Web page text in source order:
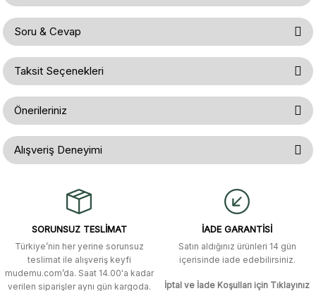
Bu ürüne ilk yorumu siz yapın!
Yorum Yaz
Soru & Cevap
Ürün hakkında henüz soru sorulmamış.
Soru Sor
Taksit Seçenekleri
Önerileriniz
Bu ürünün fiyat bilgisi, resim, ürün açıklamalarında ve diğer konularda
yetersiz gördüğünüz noktaları öneri formunu kullanarak tarafımıza
iletebilirsiniz.
Ürün resmi kalitesiz, bozuk veya görüntülenemiyor.
Ürün bilgilerinde hatalar bulunuyor.
Ürün fiyatı diğer sitelerden daha pahalı.
Alışveriş Deneyimi
alışverişti. Ürün bir gün sonra elime
ulaştı. Mağaza yetkilileri oldukça
yanıt aldım ve çözüm buldum.
Murat Duman | 17/03/2026
SORUNSUZ TESLİMAT
Türkiye’nin her yerine sorunsuz
teslimat ile alışveriş keyfi
mudemu.com’da. Saat 14.00'a kadar
verilen siparişler aynı gün kargoda.
İADE GARANTİSİ
Satın aldığınız ürünleri 14 gün
içerisinde iade edebilirsiniz.
İptal ve İade Koşulları için Tıklayınız